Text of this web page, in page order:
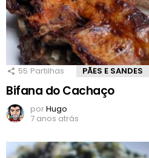
55 Partilhas PÃES E SANDES
Bifana do Cachaço
porHugo
7 anos atrás